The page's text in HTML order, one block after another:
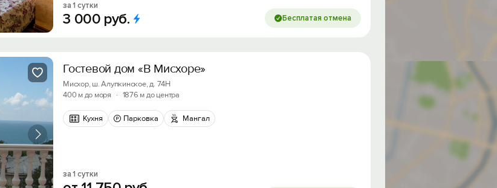
за 1 сутки
3 000 руб. Бесплатая отмена
Гостевой дом «В Мисхоре»
Мисхор, ш. Алупкинское, д. 74Н
400 м до моря
· 1876 м до центра
Кухня Парковка Мангал
за 1 сутки